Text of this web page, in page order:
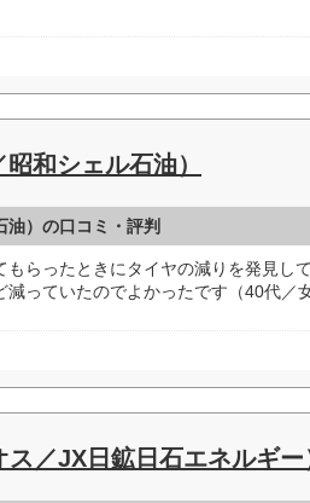
和シェル石油）
）の口コミ・評判
もらったときにタイヤの減りを発見し
っていたのでよかったです（40代／女
／JX日鉱日石エネルギー